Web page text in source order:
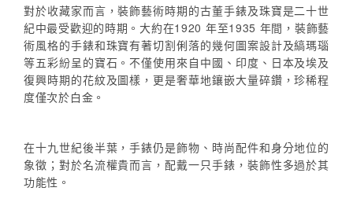
對於收藏家而言，裝飾藝術時期的古董手錶及珠寶是二十世
紀中最受歡迎的時期。大約在1920 年至1935 年間，裝飾藝
術風格的手錶和珠寶有著切割俐落的幾何圖案設計及縞瑪瑙
等五彩紛呈的寶石。不僅使用來自中國、印度、日本及埃及
復興時期的花紋及圖樣，更是奢華地鑲嵌大量碎鑽，珍稀程
度僅次於白金。
在十九世紀後半葉，手錶仍是飾物、時尚配件和身分地位的
象徵；對於名流權貴而言，配戴一只手錶，裝飾性多過於其
功能性。